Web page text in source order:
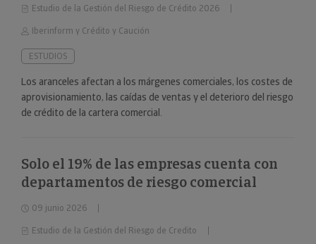
Estudio de la Gestión del Riesgo de Crédito 2026
Iberinform y Crédito y Caución
ESTUDIOS
Los aranceles afectan a los márgenes comerciales, los costes de
aprovisionamiento, las caídas de ventas y el deterioro del riesgo
de crédito de la cartera comercial.
Solo el 19% de las empresas cuenta con
departamentos de riesgo comercial
09 junio 2026
Estudio de la Gestión del Riesgo de Credito